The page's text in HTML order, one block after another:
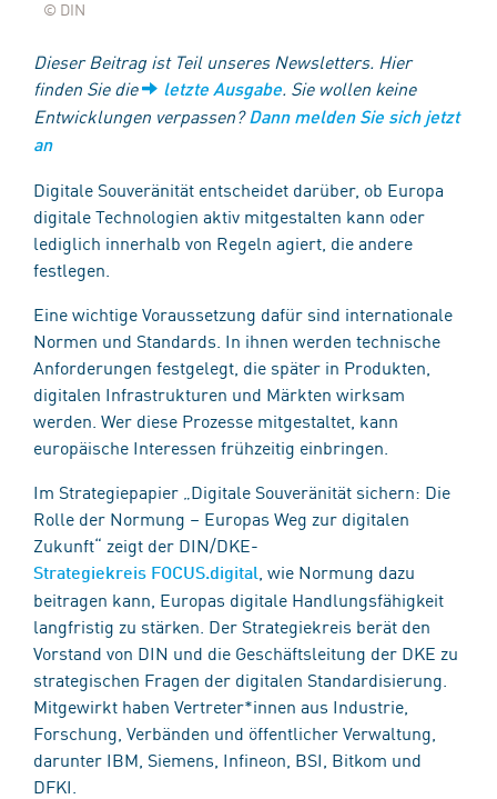
© DIN
Dieser Beitrag ist Teil unseres Newsletters. Hier
finden Sie die
letzte Ausgabe. Sie wollen keine
Entwicklungen verpassen? Dann melden Sie sich jetzt
an
Digitale Souveränität entscheidet darüber, ob Europa
digitale Technologien aktiv mitgestalten kann oder
lediglich innerhalb von Regeln agiert, die andere
festlegen.
Eine wichtige Voraussetzung dafür sind internationale
Normen und Standards. In ihnen werden technische
Anforderungen festgelegt, die später in Produkten,
digitalen Infrastrukturen und Märkten wirksam
werden. Wer diese Prozesse mitgestaltet, kann
europäische Interessen frühzeitig einbringen.
Im Strategiepapier „Digitale Souveränität sichern: Die
Rolle der Normung – Europas Weg zur digitalen
Zukunft“ zeigt der DIN/DKE-
Strategiekreis FOCUS.digital , wie Normung dazu
beitragen kann, Europas digitale Handlungsfähigkeit
langfristig zu stärken. Der Strategiekreis berät den
Vorstand von DIN und die Geschäftsleitung der DKE zu
strategischen Fragen der digitalen Standardisierung.
Mitgewirkt haben Vertreter*innen aus Industrie,
Forschung, Verbänden und öffentlicher Verwaltung,
darunter IBM, Siemens, Infineon, BSI, Bitkom und
DFKI.